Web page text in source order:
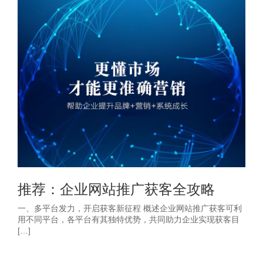
推荐：企业网站推广获客全攻略
一、多平台发力，开启获客新征程 概述企业网站推广获客可利
用不同平台，各平台有其独特优势，共同助力企业实现获客目
[…]